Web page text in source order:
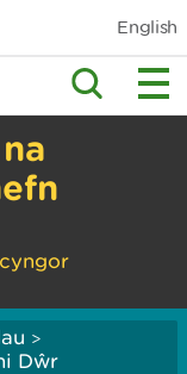
English
>
Dŵr